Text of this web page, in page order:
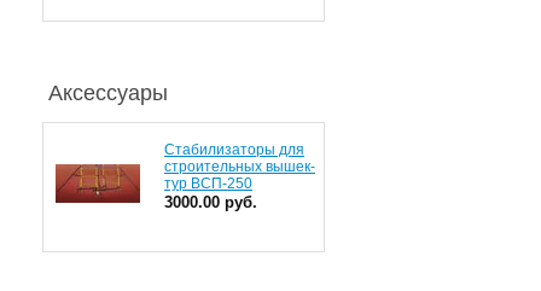
Аксессуары
Стабилизаторы для
строительных вышек-
тур ВСП-250
3000.00 руб.